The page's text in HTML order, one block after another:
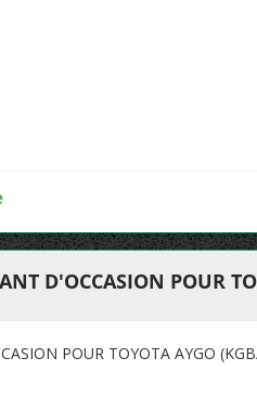
D'OCCASION POUR
POUR TOYOTA AYGO